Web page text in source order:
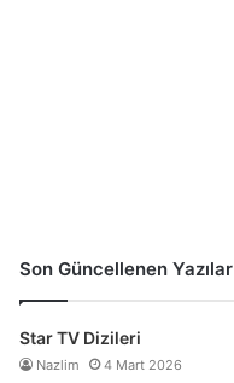
Son Güncellenen Yazılar
Star TV Dizileri
Nazlim 4 Mart 2026